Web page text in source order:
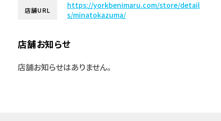
店舗URL
https://yorkbenimaru.com/store/detail
s/minatokazuma/
店舗お知らせ
店舗お知らせはありません。